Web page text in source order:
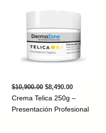
$10,900.00 Original
was:
$10,900.00.
$8,490.00Current
is:
$8,490.00.
Crema Telica 250g –
Presentación Profesional